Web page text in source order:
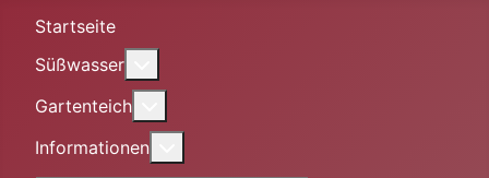
Startseite
Süßwasser
Gartenteich
Informationen